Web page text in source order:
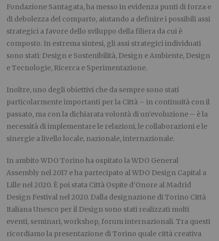
Fondazione Santagata, ha messo in evidenza punti di forza e
di debolezza del comparto, aiutando a definire i possibili assi
strategici a favore dello sviluppo della filiera da cui è
composto. In estrema sintesi, gli assi strategici individuati
sono stati: Design e Sostenibilità, Design e Ambiente, Design
e Tecnologie, Ricerca e Sperimentazione.
Inoltre, uno degli obiettivi che da sempre sono stati
particolarmente importanti per la Città – in continuità con il
passato, ma con la dichiarata volontà di un’evoluzione – è la
necessità di implementare le relazioni, le collaborazioni e le
sinergie a livello locale, nazionale, internazionale.
In ambito WDO Torino ha ospitato la WDO General
Assembly nel 2017 e ha partecipato al WDO Design Capital a
Lille nel 2020. È poi stata Città Ospite d’Onore al Madrid
Design Festival nel 2020. Dalla designazione di Torino Città
Italiana Unesco per il Design sono stati realizzati molti
eventi, seminari, workshop, forum internazionali. Tra questi
ricordiamo la presentazione di Torino quale città creativa